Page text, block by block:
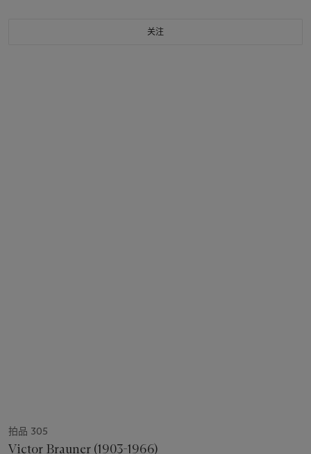
关注
拍品 305
Victor Brauner (1903-1966)